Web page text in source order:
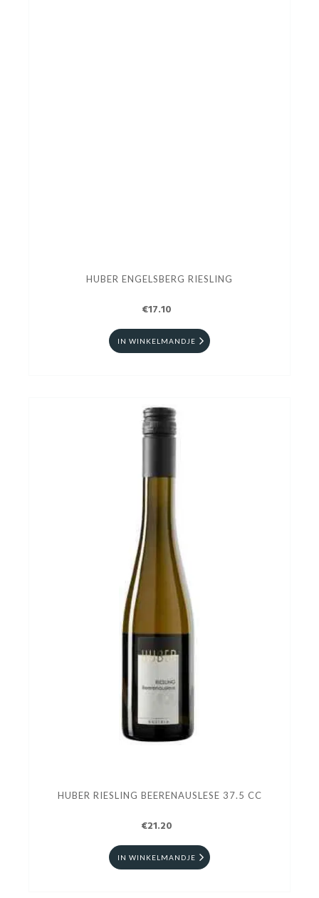
HUBER ENGELSBERG RIESLING
€17.10
IN WINKELMANDJE
HUBER RIESLING BEERENAUSLESE 37.5 CC
€21.20
IN WINKELMANDJE